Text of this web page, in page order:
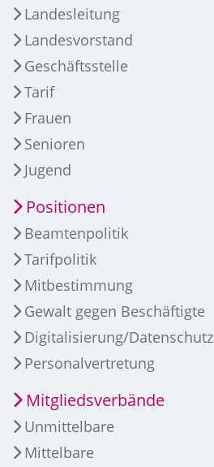
Landesleitung
Landesvorstand
Geschäftsstelle
Tarif
Frauen
Senioren
Jugend
Positionen
Beamtenpolitik
Tarifpolitik
Mitbestimmung
Gewalt gegen Beschäftigte
Digitalisierung/Datenschutz
Personalvertretung
Mitgliedsverbände
Unmittelbare
Mittelbare